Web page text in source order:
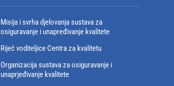
Misija i svrha djelovanja sustava za
osiguravanje i unapređivanje kvalitete
Riječ voditeljice Centra za kvalitetu
Organizacija sustava za osiguravanje i
unaprjeđivanje kvalitete